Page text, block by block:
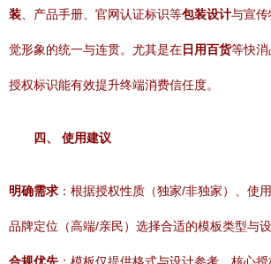
装 、产品手册、官网认证标识等包装设计与宣
觉形象的统一与连贯。尤其是在日用百货等快消
授权标识能有效提升终端消费信任度。
四、 使用建议
明确需求 ：根据授权性质（独家/非独家）、使
品牌定位（高端/亲民）选择合适的模板类型与设